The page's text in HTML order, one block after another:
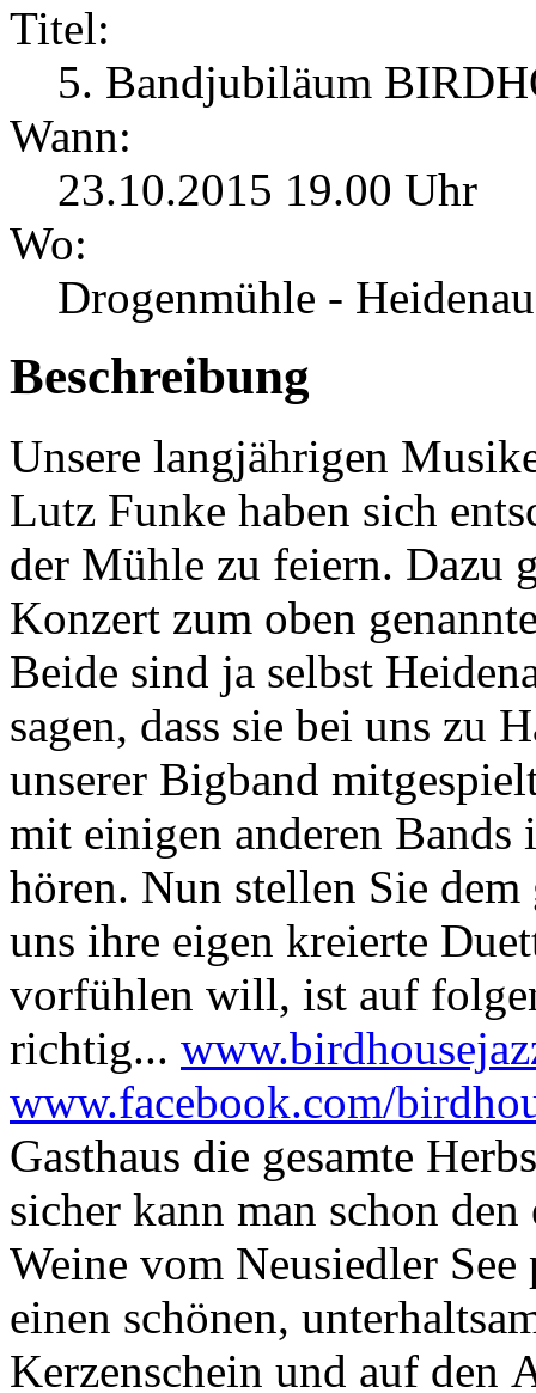
Titel:
5. Bandjubiläum
Wann:
23.10.2015 19.00 Uhr
Wo:
Drogenmühle - Heidenau
Beschreibung
Unsere langjährigen
Lutz Funke haben sich
der Mühle zu feiern. Dazu
Konzert zum oben
Beide sind ja selbst
sagen, dass sie bei uns zu
unserer Bigband
mit einigen anderen Bands
hören. Nun stellen Sie
uns ihre eigen kreierte
vorfühlen will, ist auf
richtig...
www.facebook.com/
Gasthaus die gesamte
sicher kann man schon
Weine vom Neusiedler
einen schönen,
Kerzenschein und auf den